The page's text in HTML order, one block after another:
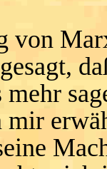
von
mir